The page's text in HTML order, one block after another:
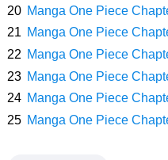
Profil Slamet Rahardjo, Aktor
Resep Roti Panggang,
Manga One Piece
Manga One Piece
Manga One Piece
Manga One Piece
Manga One Piece
Manga One Piece